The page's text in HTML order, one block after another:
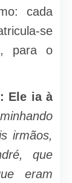
cada
se
para o
Ele ia à
irmãos,
que
eram